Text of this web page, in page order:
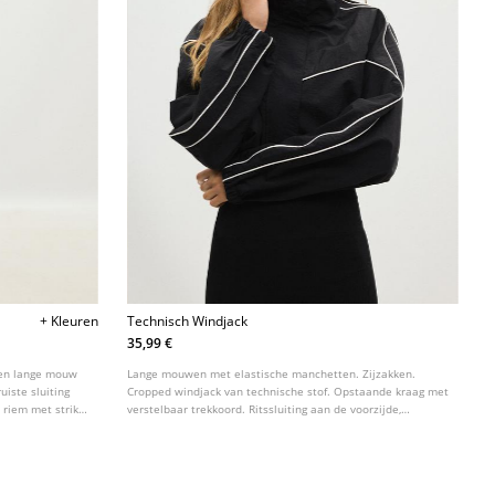
+ Kleuren
lange mouw
sluiting
riem met strik
Technisch Windjack
35,99 €
Lange mouwen met elastische manchetten. Zijzakken.
Cropped windjack van technische stof. Opstaande kraag met
verstelbaar trekkoord. Ritssluiting aan de voorzijde,